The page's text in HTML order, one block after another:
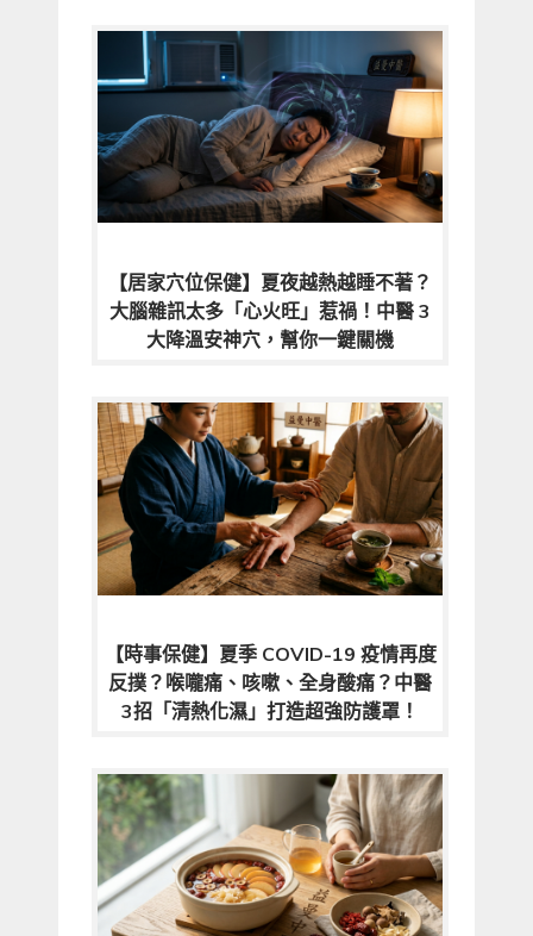
【居家穴位保健】夏夜越熱越睡不著？
大腦雜訊太多「心火旺」惹禍！中醫 3
大降溫安神穴，幫你一鍵關機
【時事保健】夏季 COVID-19 疫情再度
反撲？喉嚨痛、咳嗽、全身酸痛？中醫
3招「清熱化濕」打造超強防護罩！